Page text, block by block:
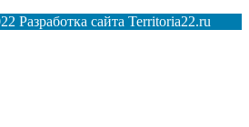
Разработка сайта Territoria22.ru